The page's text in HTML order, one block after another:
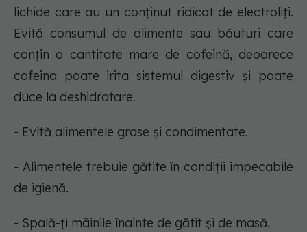
lichide care au un conținut ridicat de electroliți.
Evită consumul de alimente sau băuturi care
conțin o cantitate mare de cofeină, deoarece
cofeina poate irita sistemul digestiv și poate
duce la deshidratare.
- Evită alimentele grase și condimentate.
- Alimentele trebuie gătite în condiții impecabile
de igienă.
- Spală-ți mâinile înainte de gătit și de masă.